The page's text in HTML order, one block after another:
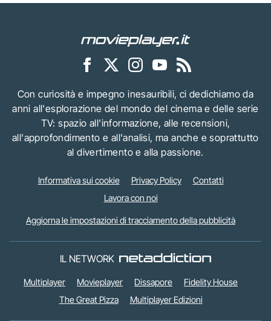
Con curiosità e impegno inesauribili, ci dedichiamo da
anni all'esplorazione del mondo del cinema e delle serie
TV: spazio all'informazione, alle recensioni,
all'approfondimento e all'analisi, ma anche e soprattutto
al divertimento e alla passione.
Informativa sui cookie Privacy Policy
Contatti
Lavora con noi
Aggiorna le impostazioni di tracciamento della pubblicità
IL NETWORK
Multiplayer Movieplayer Dissapore
Fidelity House
The Great Pizza
Multiplayer Edizioni